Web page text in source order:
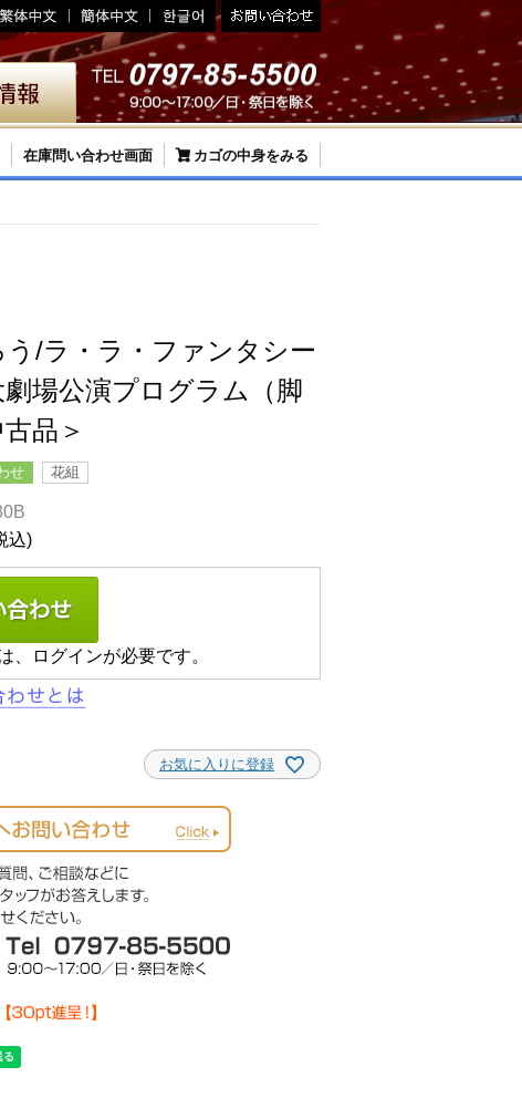
在庫問い合わせ画面 カゴの中身をみる
/ラ・ラ・ファンタシー
場公演プログラム（脚
品＞
せ 花組
込
、ログインが必要です。
お気に入りに登録